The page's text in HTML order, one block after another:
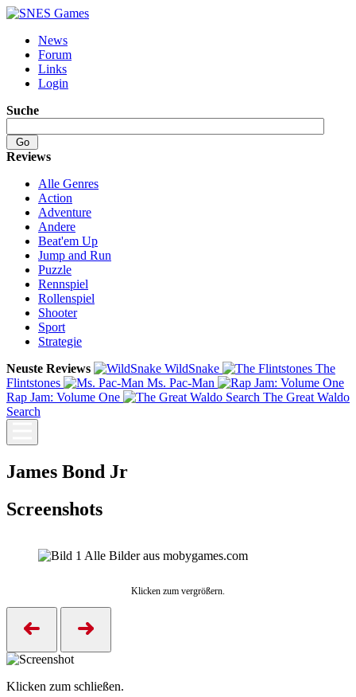
News
Forum
Links
Login
Suche
Reviews
Alle Genres
Action
Adventure
Andere
Beat'em Up
Jump and Run
Puzzle
Rennspiel
Rollenspiel
Shooter
Sport
Strategie
Neuste Reviews
WildSnake
The
Flintstones
Ms. Pac-Man
Rap Jam: Volume One
The Great Waldo
Search
James Bond Jr
Screenshots
Alle Bilder aus mobygames.com
Klicken zum vergrößern.
Klicken zum schließen.